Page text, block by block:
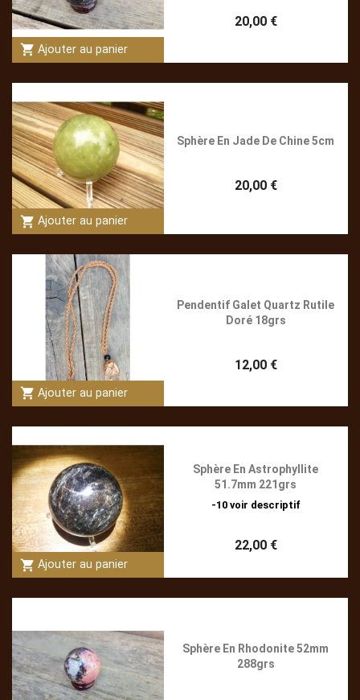
shopping_cart Ajouter au panier
20,00 €
shopping_cart Ajouter au panier
Sphère En Jade De Chine 5cm
20,00 €
shopping_cart Ajouter au panier
Pendentif Galet Quartz Rutile
Doré 18grs
12,00 €
shopping_cart Ajouter au panier
Sphère En Astrophyllite
51.7mm 221grs
-10 voir descriptif
22,00 €
Sphère En Rhodonite 52mm
288grs